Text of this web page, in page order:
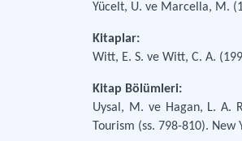
Yücelt, U. ve Marcella, M.
Kitaplar:
Witt, E. S. ve Witt, C. A.
Kitap Bölümleri:
Uysal, M. ve Hagan, L. A.
Tourism (ss. 798-810).